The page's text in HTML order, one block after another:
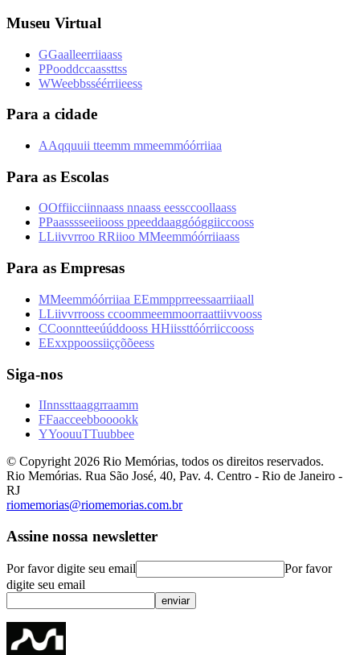
Museu Virtual
GGaalleerriiaass
PPooddccaassttss
WWeebbsséérriieess
Para a cidade
AAqquuii tteemm mmeemmóórriiaa
Para as Escolas
OOffiicciinnaass nnaass eessccoollaass
PPaasssseeiiooss ppeeddaaggóóggiiccooss
LLiivvrroo RRiioo MMeemmóórriiaass
Para as Empresas
MMeemmóórriiaa EEmmpprreessaarriiaall
LLiivvrrooss ccoommeemmoorraattiivvooss
CCoonntteeúúddooss HHiissttóórriiccooss
EExxppoossiiççõõeess
Siga-nos
IInnssttaaggrraamm
FFaacceebbooookk
YYoouuTTuubbee
© Copyright 2026 Rio Memórias, todos os direitos reservados.
Rio Memórias. Rua São José, 40, Pav. 4. Centro - Rio de Janeiro -
RJ
riomemorias@riomemorias.com.br
Assine nossa newsletter
Por favor digite seu email
Por favor
digite seu email
enviar